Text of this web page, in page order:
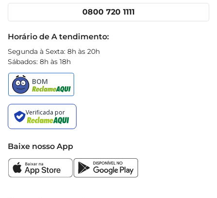
Cencosud Media
0800 720 1111
Horário de A tendimento:
Segunda à Sexta: 8h às 20h
Sábados: 8h às 18h
Baixe nosso App